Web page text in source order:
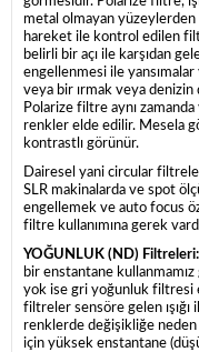
metal olmayan yüzeylerden
hareket ile kontrol edilen
belirli bir açı ile karşıdan
engellenmesi ile yansımalar
veya bir ırmak veya
Polarize filtre aynı
renkler elde edilir. Mesela
kontrastlı görünür.
Dairesel yani circular
SLR makinalarda ve spot
engellemek ve auto focus
filtre kullanımına gerek
YOĞUNLUK (ND) Filtreleri:
bir enstantane
yok ise gri yoğunluk filtresi
filtreler sensöre gelen
renklerde değişikliğe neden
için yüksek enstantane